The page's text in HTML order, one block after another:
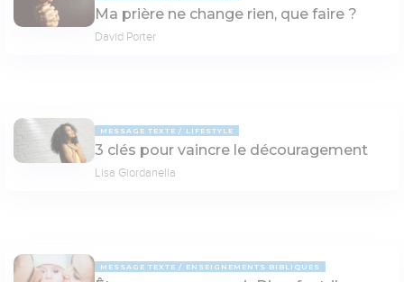
Ma prière ne change rien, que faire ?
David Porter
MESSAGE TEXTE LIFESTYLE
3 clés pour vaincre le découragement
Lisa Giordanella
MESSAGE TEXTE ENSEIGNEMENTS BIBLIQUES